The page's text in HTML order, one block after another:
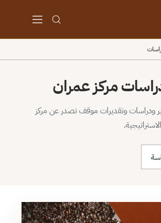
مركز عمران
ودراسات وتقديرات موقف تصدر عن مركز